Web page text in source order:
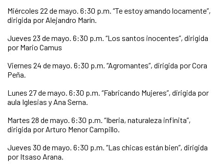
Miércoles 22 de mayo. 6:30 p.m. “Te estoy amando locamente”,
dirigida por Alejandro Marín.
Jueves 23 de mayo. 6:30 p.m. “Los santos inocentes”, dirigida
por Mario Camus
Viernes 24 de mayo. 6:30 p.m. “Agromantes”, dirigida por Cora
Peña.
Lunes 27 de mayo. 6:30 p.m. “Fabricando Mujeres”, dirigida por
aula Iglesias y Ana Serna.
Martes 28 de mayo. 6:30 p.m. “Iberia, naturaleza infinita”,
dirigida por Arturo Menor Campillo.
Jueves 30 de mayo. 6:30 p.m. “Las chicas están bien”, dirigida
por Itsaso Arana.